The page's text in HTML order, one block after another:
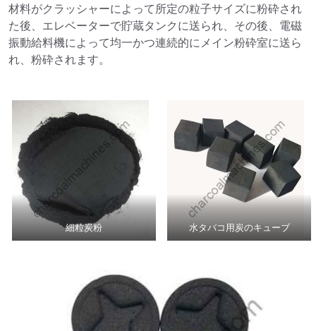
材料がクラッシャーによって所定の粒子サイズに粉砕され
た後、エレベーターで貯蔵タンクに送られ、その後、電磁
振動給料機によって均一かつ連続的にメイン粉砕室に送ら
れ、粉砕されます。
細粒炭粉 水タバコ用炭のキューブ